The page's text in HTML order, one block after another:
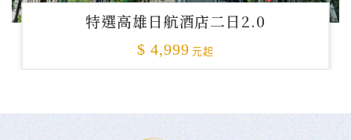
特選高雄日航酒店二日2.0
$ 4,999 元起